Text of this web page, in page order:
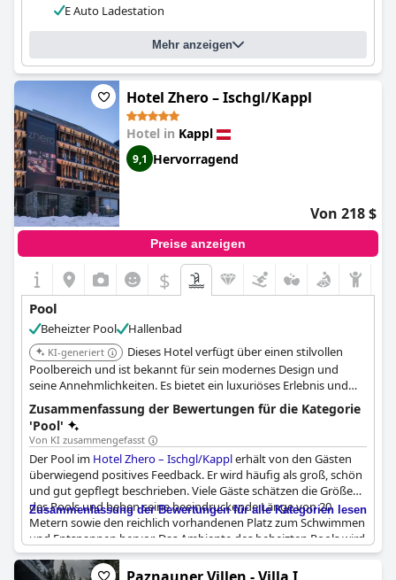
E Auto Ladestation
Mehr anzeigen
Hotel Zhero – Ischgl/Kappl
Hotel in Kappl
9,1 Hervorragend
Von 218 $
Preise anzeigen
$
Pool
Beheizter Pool Hallenbad
KI-generiert
Dieses Hotel verfügt über einen stilvollen
Poolbereich und ist bekannt für sein modernes Design und
seine Annehmlichkeiten. Es bietet ein luxuriöses Erlebnis und
richtet sich an anspruchsvolle Reisende.
Zusammenfassung der Bewertungen für die Kategorie
'Pool'
Von KI zusammengefasst
Der Pool im Hotel Zhero – Ischgl/Kapplerhält von den Gästen
überwiegend positives Feedback. Er wird häufig als groß, schön
und gut gepflegt beschrieben. Viele Gäste schätzen die Größe
des Pools und heben seine beeindruckende Länge von 20
Metern sowie den reichlich vorhandenen Platz zum Schwimmen
und Entspannen hervor. Das Ambiente des beheizten Pools wird
ebenfalls als perfekte Ergänzung zur Gesamtatmosphäre des
Hotels hervorgehoben.
Zusammenfassung der Bewertungen für alle Kategorien lesen